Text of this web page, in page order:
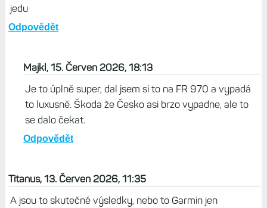
jedu
Odpovědět
Majkl, 15. Červen 2026, 18:13
Je to úplně super, dal jsem si to na FR 970 a vypadá
to luxusně. Škoda že Česko asi brzo vypadne, ale to
se dalo čekat.
Odpovědět
Titanus, 13. Červen 2026, 11:35
A jsou to skutečné výsledky, nebo to Garmin jen